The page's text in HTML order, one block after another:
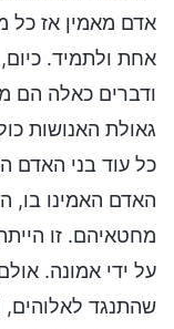
אדם מאמין אז כל
אחת ולתמיד.
ודברים כאלה הם
גאולת האנושות
כל עוד בני האדם
האדם האמינו בו,
מחטאיהם. זו
על ידי אמונה.
שהתנגד לאלוהים,